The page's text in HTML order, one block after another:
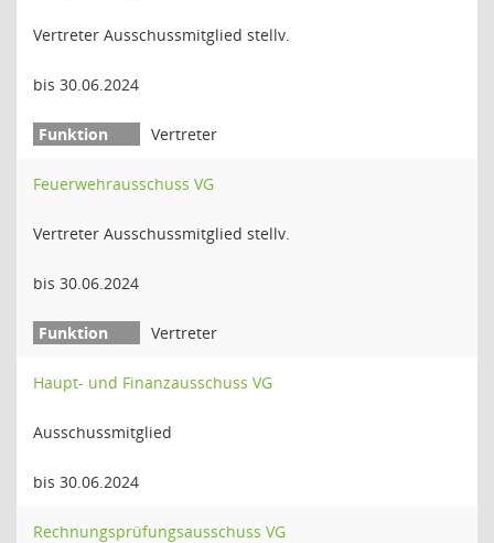
Vertreter Ausschussmitglied stellv.
bis 30.06.2024
Vertreter
Feuerwehrausschuss VG
Vertreter Ausschussmitglied stellv.
bis 30.06.2024
Vertreter
Haupt- und Finanzausschuss VG
Ausschussmitglied
bis 30.06.2024
Rechnungsprüfungsausschuss VG